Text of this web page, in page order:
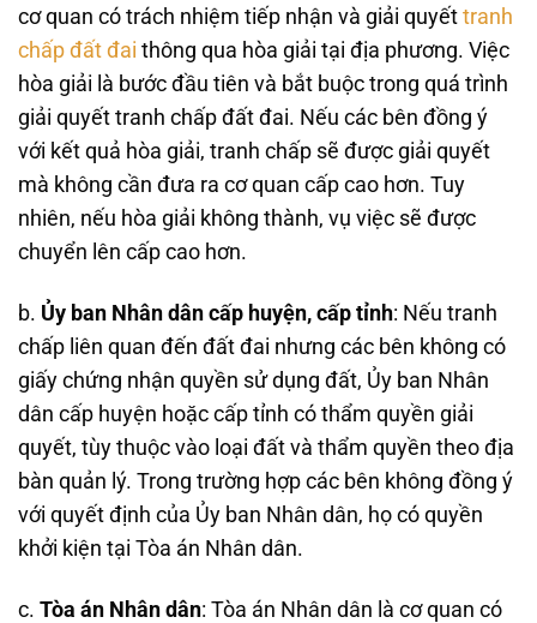
cơ quan có trách nhiệm tiếp nhận và giải quyết tranh
chấp đất đai thông qua hòa giải tại địa phương. Việc
hòa giải là bước đầu tiên và bắt buộc trong quá trình
giải quyết tranh chấp đất đai. Nếu các bên đồng ý
với kết quả hòa giải, tranh chấp sẽ được giải quyết
mà không cần đưa ra cơ quan cấp cao hơn. Tuy
nhiên, nếu hòa giải không thành, vụ việc sẽ được
chuyển lên cấp cao hơn.
b. Ủy ban Nhân dân cấp huyện, cấp tỉnh: Nếu tranh
chấp liên quan đến đất đai nhưng các bên không có
giấy chứng nhận quyền sử dụng đất, Ủy ban Nhân
dân cấp huyện hoặc cấp tỉnh có thẩm quyền giải
quyết, tùy thuộc vào loại đất và thẩm quyền theo địa
bàn quản lý. Trong trường hợp các bên không đồng ý
với quyết định của Ủy ban Nhân dân, họ có quyền
khởi kiện tại Tòa án Nhân dân.
c. Tòa án Nhân dân: Tòa án Nhân dân là cơ quan có